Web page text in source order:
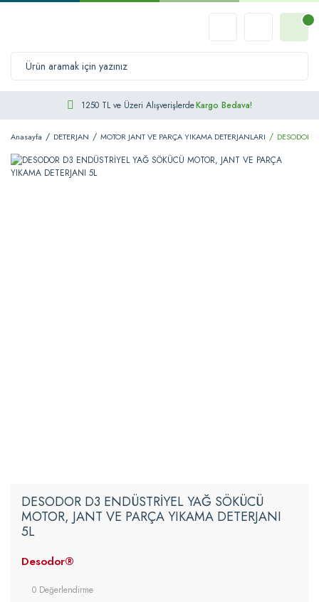
1250 TL ve Üzeri AlışverişlerdeKargo Bedava!
Anasayfa DETERJAN MOTOR JANT VE PARÇA YIKAMA DETERJANLARI DESODOR
DESODOR D3 ENDÜSTRİYEL YAĞ SÖKÜCÜ
MOTOR, JANT VE PARÇA YIKAMA DETERJANI
5L
Desodor®
0 Değerlendirme